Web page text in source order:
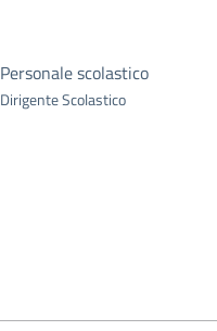
Personale scolastico
Dirigente Scolastico